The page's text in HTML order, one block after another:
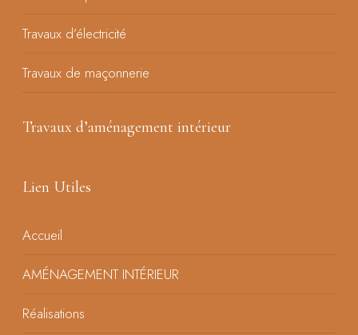
Travaux d’électricité
Travaux de maçonnerie
Travaux d’aménagement intérieur
Lien Utiles
Accueil
AMÉNAGEMENT INTÉRIEUR
Réalisations